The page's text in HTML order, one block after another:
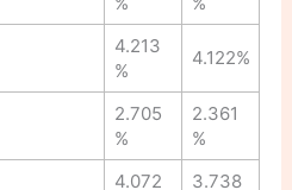
4.213
%
4.122%
2.705
%
2.361
%
4.072
3.738